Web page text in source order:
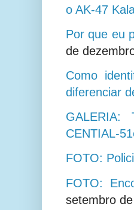
o AK-47
Por que eu
de
Como
diferenciar
CENTIAL-
FOTO:
FOTO:
setembro